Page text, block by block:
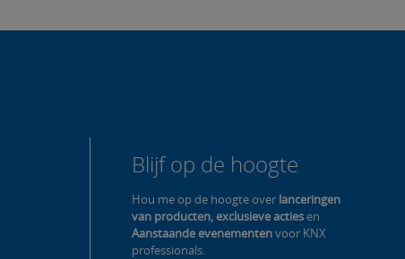
Blijf op de hoogte
Hou me op de hoogte over lanceringen
van producten, exclusieve actiesen
Aanstaande evenementenvoor KNX
professionals.